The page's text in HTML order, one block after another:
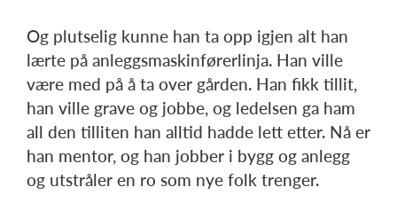
Og plutselig kunne han ta opp igjen alt han
lærte på anleggsmaskinførerlinja. Han ville
være med på å ta over gården. Han fikk tillit,
han ville grave og jobbe, og ledelsen ga ham
all den tilliten han alltid hadde lett etter. Nå er
han mentor, og han jobber i bygg og anlegg
og utstråler en ro som nye folk trenger.